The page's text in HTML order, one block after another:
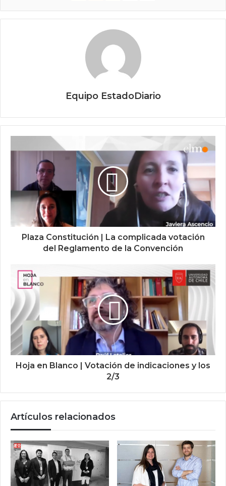
Equipo EstadoDiario
Plaza Constitución | La complicada votación
del Reglamento de la Convención
Hoja en Blanco | Votación de indicaciones y los
2/3
Artículos relacionados